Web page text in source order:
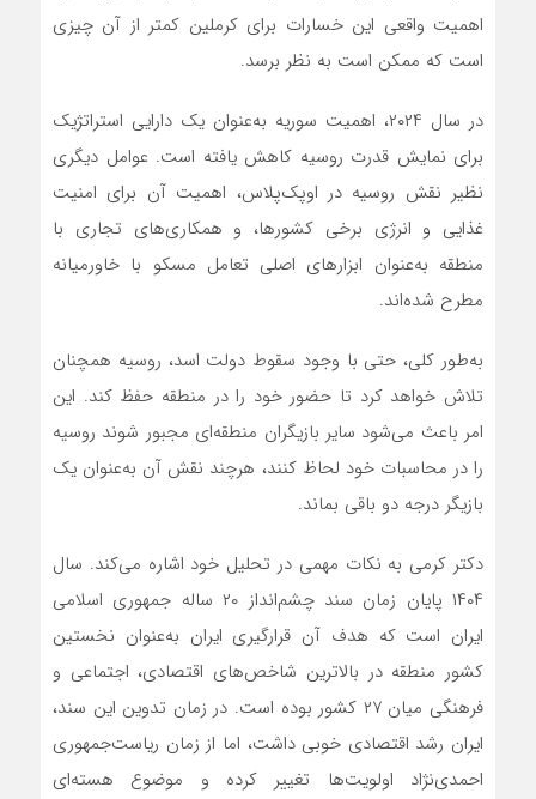
اهمیت واقعی این خسارات برای کرملین کمتر از آن چیزی
است که ممکن است به نظر برسد.
در سال ۲۰۲۴، اهمیت سوریه به‌عنوان یک دارایی استراتژیک
برای نمایش قدرت روسیه کاهش یافته است. عوامل دیگری
نظیر نقش روسیه در اوپک‌پلاس، اهمیت آن برای امنیت
غذایی و انرژی برخی کشورها، و همکاری‌های تجاری با
منطقه به‌عنوان ابزارهای اصلی تعامل مسکو با خاورمیانه
مطرح شده‌اند.
به‌طور کلی، حتی با وجود سقوط دولت اسد، روسیه همچنان
تلاش خواهد کرد تا حضور خود را در منطقه حفظ کند. این
امر باعث می‌شود سایر بازیگران منطقه‌ای مجبور شوند روسیه
را در محاسبات خود لحاظ کنند، هرچند نقش آن به‌عنوان یک
بازیگر درجه دو باقی بماند.
دکتر کرمی به نکات مهمی در تحلیل خود اشاره می‌کند. سال
۱۴۰۴ پایان زمان سند چشم‌انداز ۲۰ ساله جمهوری اسلامی
ایران است که هدف آن قرارگیری ایران به‌عنوان نخستین
کشور منطقه در بالاترین شاخص‌های اقتصادی، اجتماعی و
فرهنگی میان ۲۷ کشور بوده است. در زمان تدوین این سند،
ایران رشد اقتصادی خوبی داشت، اما از زمان ریاست‌جمهوری
احمدی‌نژاد اولویت‌ها تغییر کرده و موضوع هسته‌ای